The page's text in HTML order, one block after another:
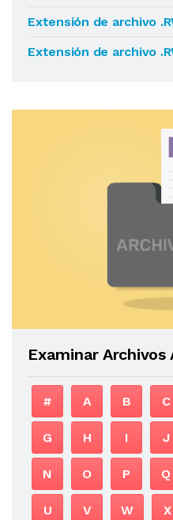
Extensión de archivo
Extensión de archivo
Examinar Archivos
# A B C
G H I J
N O P Q
U V W X